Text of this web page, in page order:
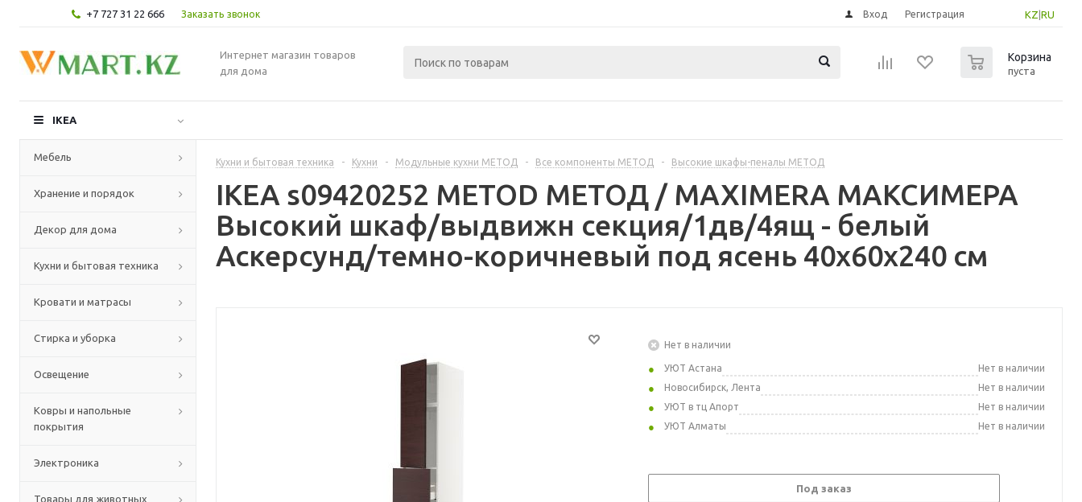
+7 727 31 22 666 Заказать звонок KZ RU
Вход Регистрация
Интернет магазин товаров
для дома
Корзина
пуста
IKEA
Мебель
Хранение и порядок
Декор для дома
Кухни и бытовая техника
Кровати и матрасы
Стирка и уборка
Освещение
Ковры и напольные
покрытия
Электроника
Товары для животных
Кухни и бытовая техника - Кухни - Модульные кухни МЕТОД - Все компоненты МЕТОД - Высокие шкафы-пеналы МЕТОД
IKEA s09420252 METOD МЕТОД / MAXIMERA МАКСИМЕРА
Высокий шкаф/выдвижн секция/1дв/4ящ - белый
Аскерсунд/темно-коричневый под ясень 40x60x240 см
Нет в наличии
УЮТ Астана
Нет в наличии
Новосибирск, Лента
Нет в наличии
УЮТ в тц Апорт
Нет в наличии
УЮТ Алматы
Нет в наличии
Под заказ